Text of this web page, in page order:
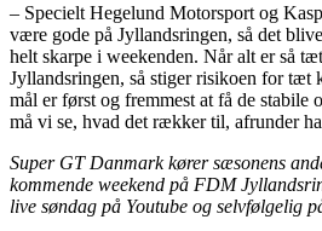
– Specielt Hegelund Motorsport og
være gode på Jyllandsringen, så det
helt skarpe i weekenden. Når alt er så
Jyllandsringen, så stiger risikoen for tæt
mål er først og fremmest at få de stabile
må vi se, hvad det rækker til, afrunder
Super GT Danmark kører sæsonens
kommende weekend på FDM
live søndag på Youtube og selvfølgelig